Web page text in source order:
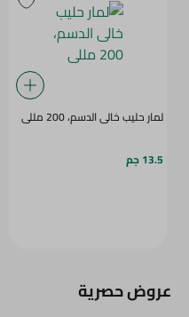
لمار حليب خالى الدسم، 200 مللى
13.5 جم
عروض حصرية